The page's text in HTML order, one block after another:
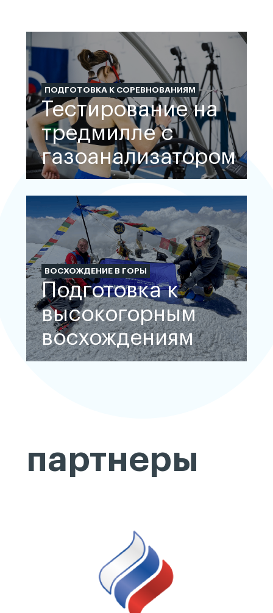
ПОДГОТОВКА К СОРЕВНОВАНИЯМ
Тестирование на
тредмилле с
газоанализатором
ВОСХОЖДЕНИЕ В ГОРЫ
Подготовка к
высокогорным
восхождениям
партнеры